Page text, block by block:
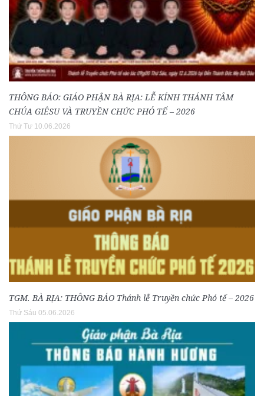
THÔNG BÁO: GIÁO PHẬN BÀ RỊA: LỄ KÍNH THÁNH TÂM
CHÚA GIÊSU VÀ TRUYỀN CHỨC PHÓ TẾ – 2026
Thứ Tư 10.06.2026
TGM. BÀ RỊA: THÔNG BÁO Thánh lễ Truyền chức Phó tế – 2026
Thứ Sáu 05.06.2026